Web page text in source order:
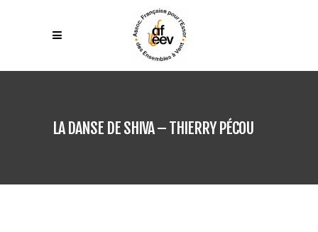
LA DANSE DE SHIVA – THIERRY PÉCOU